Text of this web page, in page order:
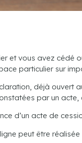
et vous avez cédé
particulier sur
déjà ouvert
par un
d’un acte de
peut être